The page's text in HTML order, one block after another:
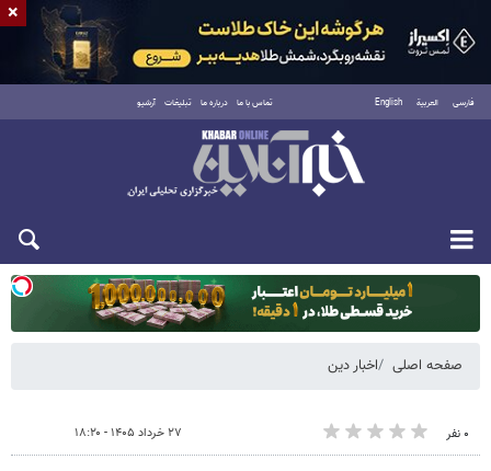
فارسی العربية English تماس با ما درباره ما تبلیغات آرشیو
دوشنبه ۱۹ مرداد ۱۴۰۵
صفحه اصلی اخبار دین
۰ نفر ۲۷ خرداد ۱۴۰۵ - ۱۸:۲۰
×